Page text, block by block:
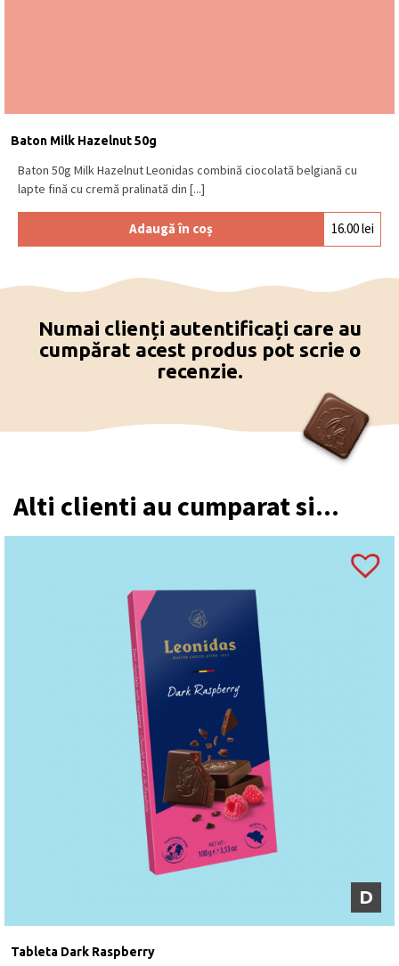
Baton Milk Hazelnut 50g
Baton 50g Milk Hazelnut Leonidas combină ciocolată belgiană cu
lapte fină cu cremă pralinată din [...]
Adaugă în coș 16.00lei
Numai clienți autentificați care au
cumpărat acest produs pot scrie o
recenzie.
Alti clienti au cumparat si...
D
Tableta Dark Raspberry